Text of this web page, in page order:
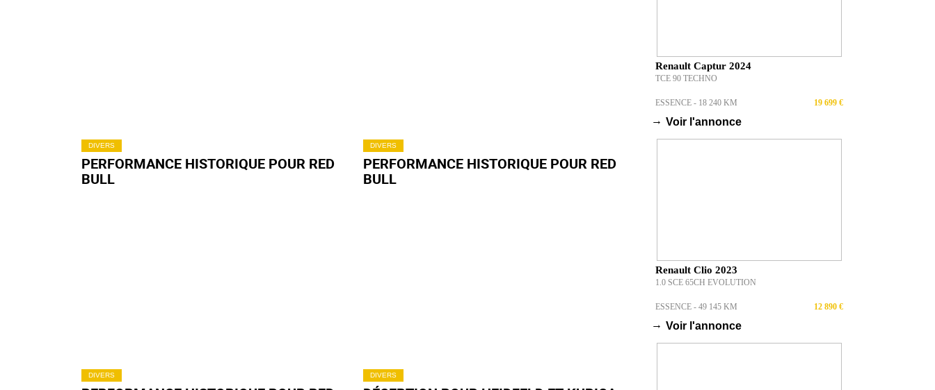
DIVERS
PERFORMANCE HISTORIQUE POUR RED
BULL
DIVERS
PERFORMANCE HISTORIQUE POUR RED
BULL
DIVERS DIVERS
Renault Captur 2024
TCE 90 TECHNO
ESSENCE - 18 240 KM 19 699 €
→ Voir l'annonce
Renault Clio 2023
1.0 SCE 65CH EVOLUTION
ESSENCE - 49 145 KM 12 890 €
→ Voir l'annonce